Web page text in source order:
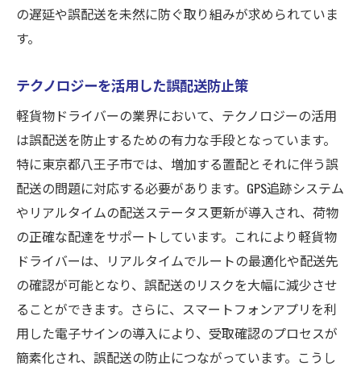
の遅延や誤配送を未然に防ぐ取り組みが求められていま
す。
テクノロジーを活用した誤配送防止策
軽貨物ドライバーの業界において、テクノロジーの活用
は誤配送を防止するための有力な手段となっています。
特に東京都八王子市では、増加する置配とそれに伴う誤
配送の問題に対応する必要があります。GPS追跡システム
やリアルタイムの配送ステータス更新が導入され、荷物
の正確な配達をサポートしています。これにより軽貨物
ドライバーは、リアルタイムでルートの最適化や配送先
の確認が可能となり、誤配送のリスクを大幅に減少させ
ることができます。さらに、スマートフォンアプリを利
用した電子サインの導入により、受取確認のプロセスが
簡素化され、誤配送の防止につながっています。こうし